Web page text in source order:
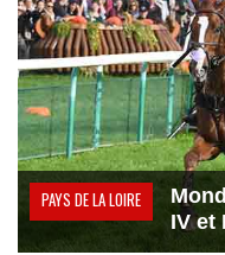
PAYS DE LA LOIRE
IV et